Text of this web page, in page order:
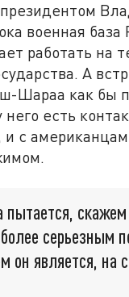
военная база
работать на
А
Шараа как бы
есть
с
скажем
серьезным
он является, на